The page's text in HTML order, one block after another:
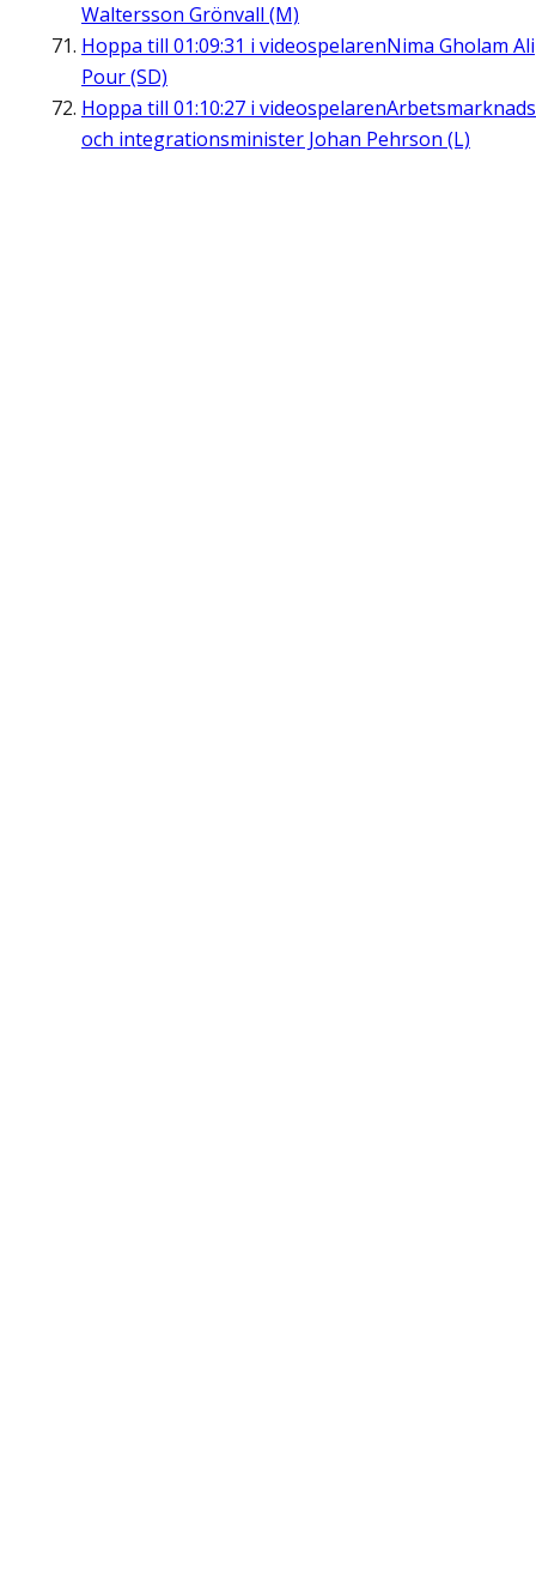
Waltersson Grönvall (M)
Hoppa till 01:09:31 i videospelarenNima Gholam Ali
Pour (SD)
Hoppa till 01:10:27 i videospelaren
och integrationsminister Johan Pehrson (L)